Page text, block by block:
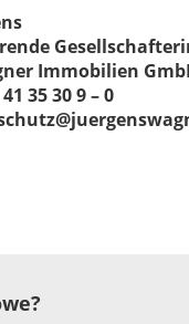
Immobilien
35 30 9 – 0